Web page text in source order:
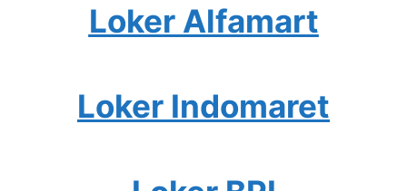
Loker Alfamart
Loker Indomaret